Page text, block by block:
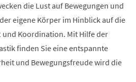
die Lust auf Bewegungen und
eigene Körper im Hinblick auf die
Koordination. Mit Hilfe der
finden Sie eine entspannte
und Bewegungsfreude wird die